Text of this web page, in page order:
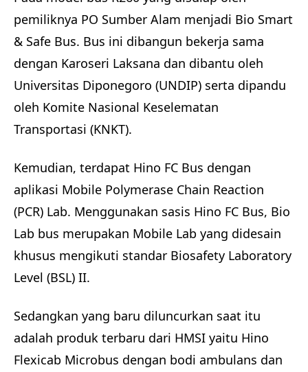
pemiliknya PO Sumber Alam menjadi Bio Smart
& Safe Bus. Bus ini dibangun bekerja sama
dengan Karoseri Laksana dan dibantu oleh
Universitas Diponegoro (UNDIP) serta dipandu
oleh Komite Nasional Keselematan
Transportasi (KNKT).
Kemudian, terdapat Hino FC Bus dengan
aplikasi Mobile Polymerase Chain Reaction
(PCR) Lab. Menggunakan sasis Hino FC Bus, Bio
Lab bus merupakan Mobile Lab yang didesain
khusus mengikuti standar Biosafety Laboratory
Level (BSL) II.
Sedangkan yang baru diluncurkan saat itu
adalah produk terbaru dari HMSI yaitu Hino
Flexicab Microbus dengan bodi ambulans dan